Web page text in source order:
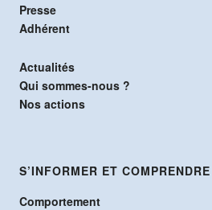
Presse
Adhérent
Actualités
Qui sommes-nous ?
Nos actions
S’INFORMER ET COMPRENDRE
Comportement